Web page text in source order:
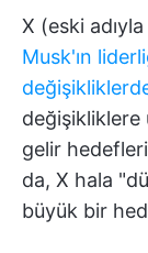
X (eski
Musk'ın
değişikliklere
gelir
da, X hala
büyük bir